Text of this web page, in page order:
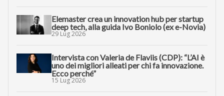
Elemaster crea un innovation hub per startup
deep tech, alla guida Ivo Boniolo (ex e-Novia)
29 Lug 2026
Intervista con Valeria de Flaviis (CDP): “L’AI è
uno dei migliori alleati per chi fa innovazione.
Ecco perché”
15 Lug 2026